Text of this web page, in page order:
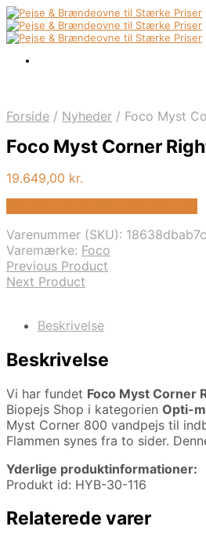
Forside / Nyheder / Foco Myst
Foco Myst Corner
19.649,00 kr.
Varenummer (SKU):
Varemærke: Foco
Previous Product
Next Product
Beskrivelse
Beskrivelse
Vi har fundet Foco Myst Corner
Biopejs Shop i kategorien Opti-
Myst Corner 800 vandpejs til
Flammen synes fra to sider.
Yderlige produktinformationer:
Produkt id: HYB-30-116
Relaterede varer